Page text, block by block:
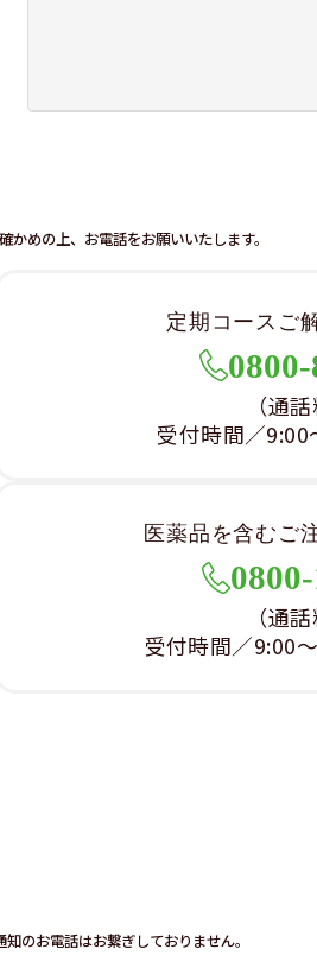
めの上、お電話をお願いいたします。
定期コースご
（通
受付時間／9:00
医薬品を含むご
（通
受付時間／9:00
のお電話はお繋ぎしておりません。